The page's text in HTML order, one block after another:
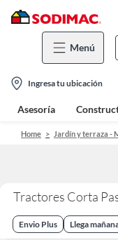
Menú
location-
icon
Ingresa tu ubicación
Asesoría
Home Jardín y terraza -
Tractores Corta
Envio Plus Llega